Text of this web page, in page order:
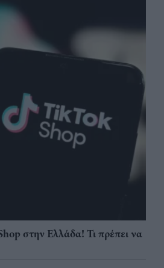
στην Ελλάδα! Τι πρέπει να